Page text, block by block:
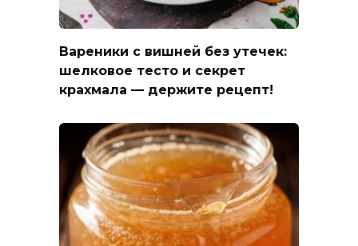
Вареники с вишней без утечек:
шелковое тесто и секрет
крахмала — держите рецепт!